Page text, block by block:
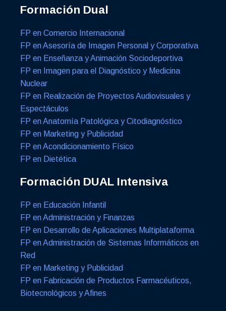
Formación Dual
FP en Comercio Internacional
FP en Asesoría de Imagen Personal y Corporativa
FP en Enseñanza y Animación Sociodeportiva
FP en Imagen para el Diagnóstico y Medicina
Nuclear
FP en Realización de Proyectos Audiovisuales y
Espectáculos
FP en Anatomía Patológica y Citodiagnóstico
FP en Marketing y Publicidad
FP en Acondicionamiento Físico
FP en Dietética
Formación DUAL Intensiva
FP en Educación Infantil
FP en Administración y Finanzas
FP en Desarrollo de Aplicaciones Multiplataforma
FP en Administración de Sistemas Informáticos en
Red
FP en Marketing y Publicidad
FP en Fabricación de Productos Farmacéuticos,
Biotecnológicos y Afines